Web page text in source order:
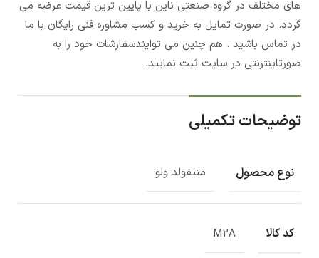
های مختلف در گروه صنعتی ناین با پایین ترین قیمت عرضه می
گردد. در صورت تمایل به خرید و کسب مشاوره فنی رایگان با ما
در تماس باشید . هم چنین می توایندسفارشات خود را به
صورتاینترنتی در سایت ثبت نمایید.
توضیحات تکمیلی
نوع محصول ‏منیفولد ولو
کد کالا M2A